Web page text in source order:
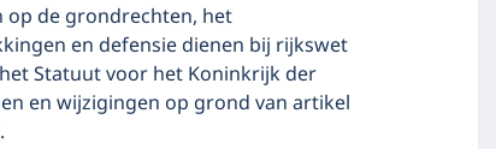
de grondrechten, het
en defensie dienen bij rijkswet
Statuut voor het Koninkrijk der
en wijzigingen op grond van artikel